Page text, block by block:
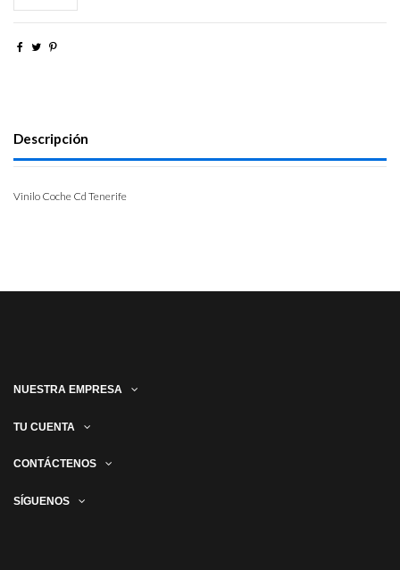
Descripción
Vinilo Coche Cd Tenerife
NUESTRA EMPRESA
TU CUENTA
CONTÁCTENOS
SÍGUENOS